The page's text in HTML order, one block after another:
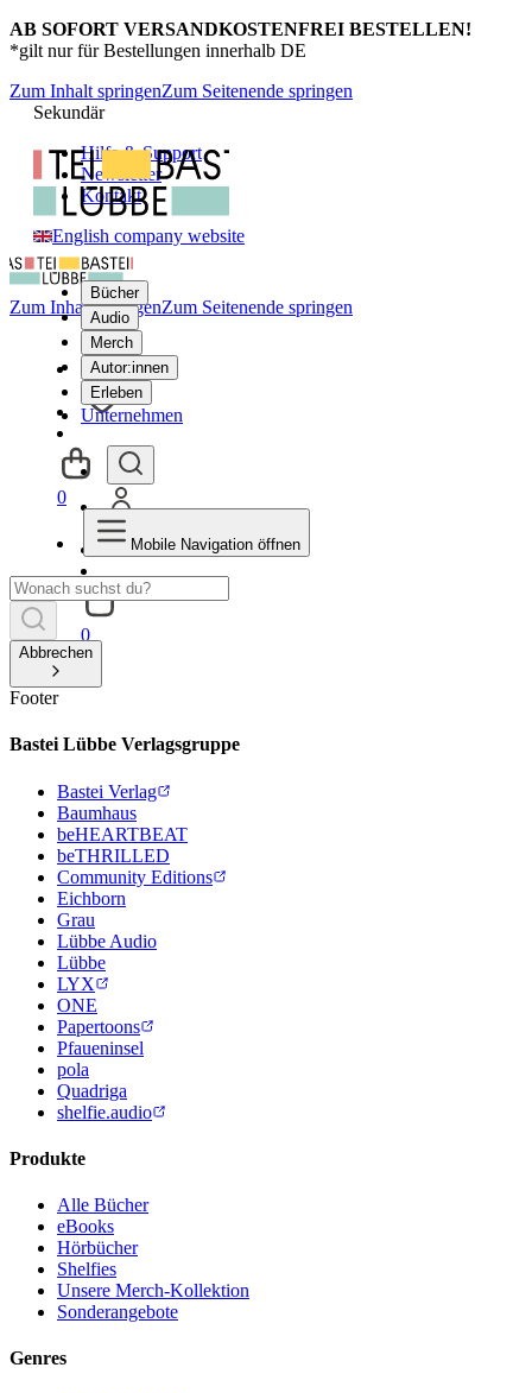
AB SOFORT VERSANDKOSTENFREI BESTELLEN!
*gilt nur für Bestellungen innerhalb DE
Zum Inhalt springenZum Seitenende springen
Sekundär
Hilfe & Support
Newsletter
Kontakt
English company website
Bücher
Audio
Merch
Autor:innen
Erleben
Unternehmen
0
Zum Inhalt springenZum Seitenende springen
0
Mobile Navigation öffnen
Abbrechen
Footer
Bastei Lübbe Verlagsgruppe
Bastei Verlag
Baumhaus
beHEARTBEAT
beTHRILLED
Community Editions
Eichborn
Grau
Lübbe Audio
Lübbe
LYX
ONE
Papertoons
Pfaueninsel
pola
Quadriga
shelfie.audio
Produkte
Alle Bücher
eBooks
Hörbücher
Shelfies
Unsere Merch-Kollektion
Sonderangebote
Genres